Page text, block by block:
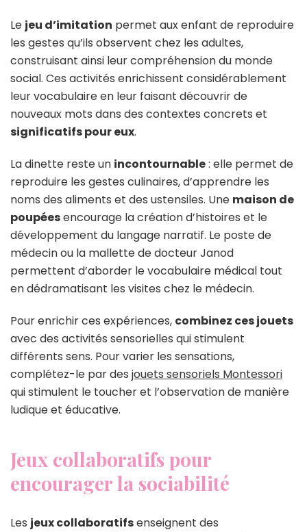
Le jeu d’imitation permet aux enfant de reproduire
les gestes qu’ils observent chez les adultes,
construisant ainsi leur compréhension du monde
social. Ces activités enrichissent considérablement
leur vocabulaire en leur faisant découvrir de
nouveaux mots dans des contextes concrets et
significatifs pour eux.
La dinette reste un incontournable: elle permet de
reproduire les gestes culinaires, d’apprendre les
noms des aliments et des ustensiles. Une maison de
poupéesencourage la création d’histoires et le
développement du langage narratif. Le poste de
médecin ou la mallette de docteur Janod
permettent d’aborder le vocabulaire médical tout
en dédramatisant les visites chez le médecin.
Pour enrichir ces expériences, combinez ces jouets
avec des activités sensorielles qui stimulent
différents sens. Pour varier les sensations,
complétez-le par des jouets sensoriels Montessori
qui stimulent le toucher et l’observation de manière
ludique et éducative.
Jeux collaboratifs pour
encourager la sociabilité
Les jeux collaboratifsenseignent des